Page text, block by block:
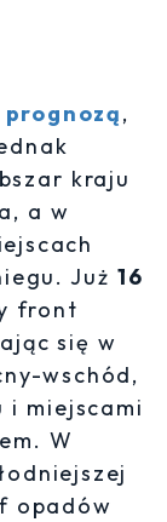
prognozą,
kraju
a w
Już 16
front
się w
wschód,
i miejscami
W
opadów